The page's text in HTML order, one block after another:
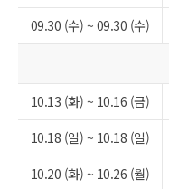
09.30 (수) ~ 09.30 (수)
10.13 (화) ~ 10.16 (금)
10.18 (일) ~ 10.18 (일)
10.20 (화) ~ 10.26 (월)